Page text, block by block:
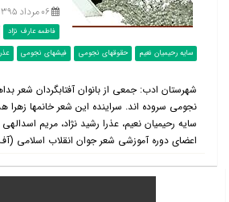
۰۶ مرداد ۱۳۹۵ |
فاطمه عارف نژاد
سایه رحیمیان نعیم
حقوقهای نجومی فیشهای نجومی
شهرستان ادب: جمعی از بانوان آفتابگردان شعر
نجومی سروده اند. سراینده این شعر خانمها زهرا
سایه رحیمیان نعیم، عذرا رشید نژاد، مریم
اعضای دوره آموزشی شعر جوان انقلاب اسلامی